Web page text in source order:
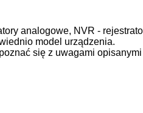
analogowe, NVR -
model urządzenia.
się z uwagami